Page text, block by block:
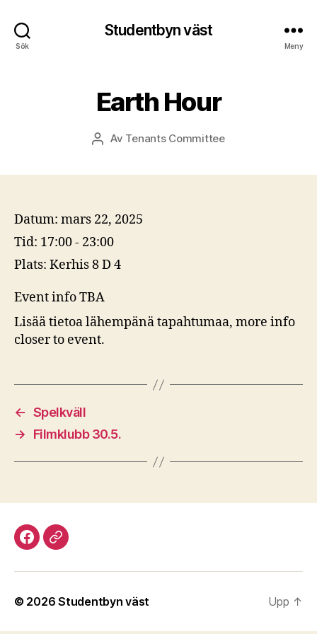
Sök
Studentbyn väst
Meny
Earth Hour
Inläggsförfattare
Av Tenants Committee
Datum: mars 22, 2025
Tid: 17:00 - 23:00
Plats: Kerhis 8 D 4
Event info TBA
Lisää tietoa lähempänä tapahtumaa, more info
closer to event.
← Spelkväll
→
Filmklubb 30.5.
Facebook
Discord
© 2026Studentbyn väst Upp ↑